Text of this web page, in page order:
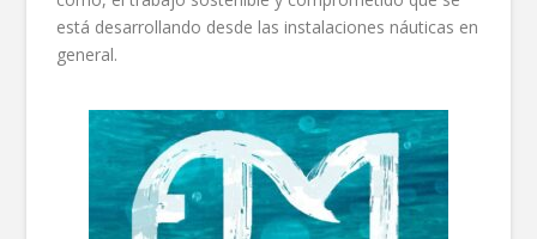
está desarrollando desde las instalaciones náuticas en
general.